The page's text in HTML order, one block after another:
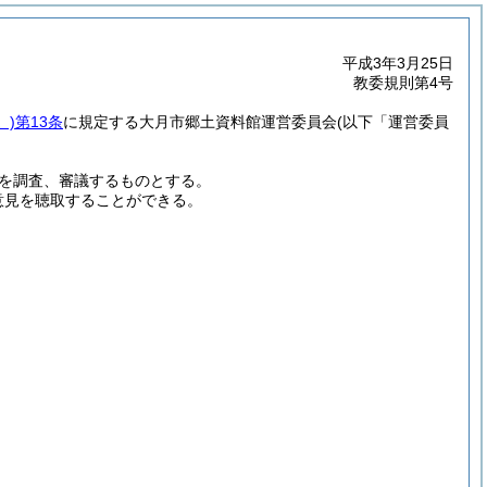
平成3年3月25日
教委規則第4号
)第13条に規定する大月市郷土資料館運営委員会(以下「運営委員
調査、審議するものとする。
を聴取することができる。